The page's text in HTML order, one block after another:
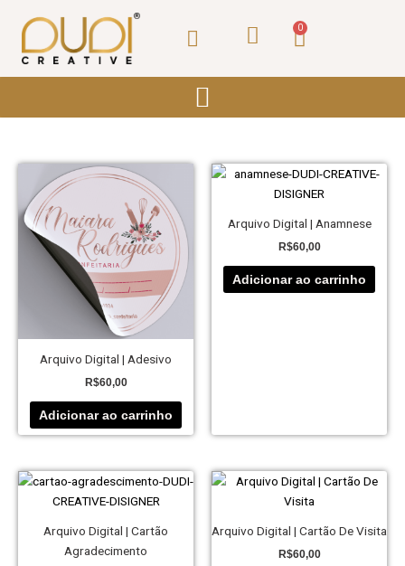
para
conteúdo
0
Carrinho
Arquivo Digital | Adesivo
R$60,00
Adicionar ao carrinho
Arquivo Digital | Anamnese
R$60,00
Adicionar ao carrinho
Arquivo Digital | Cartão
Agradecimento
Arquivo Digital | Cartão De Visita
R$60,00